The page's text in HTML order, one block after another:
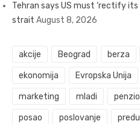
Tehran says US must ‘rectify
strait August 8, 2026
akcije Beograd berza
ekonomija Evropska Unija
marketing mladi
posao poslovanje